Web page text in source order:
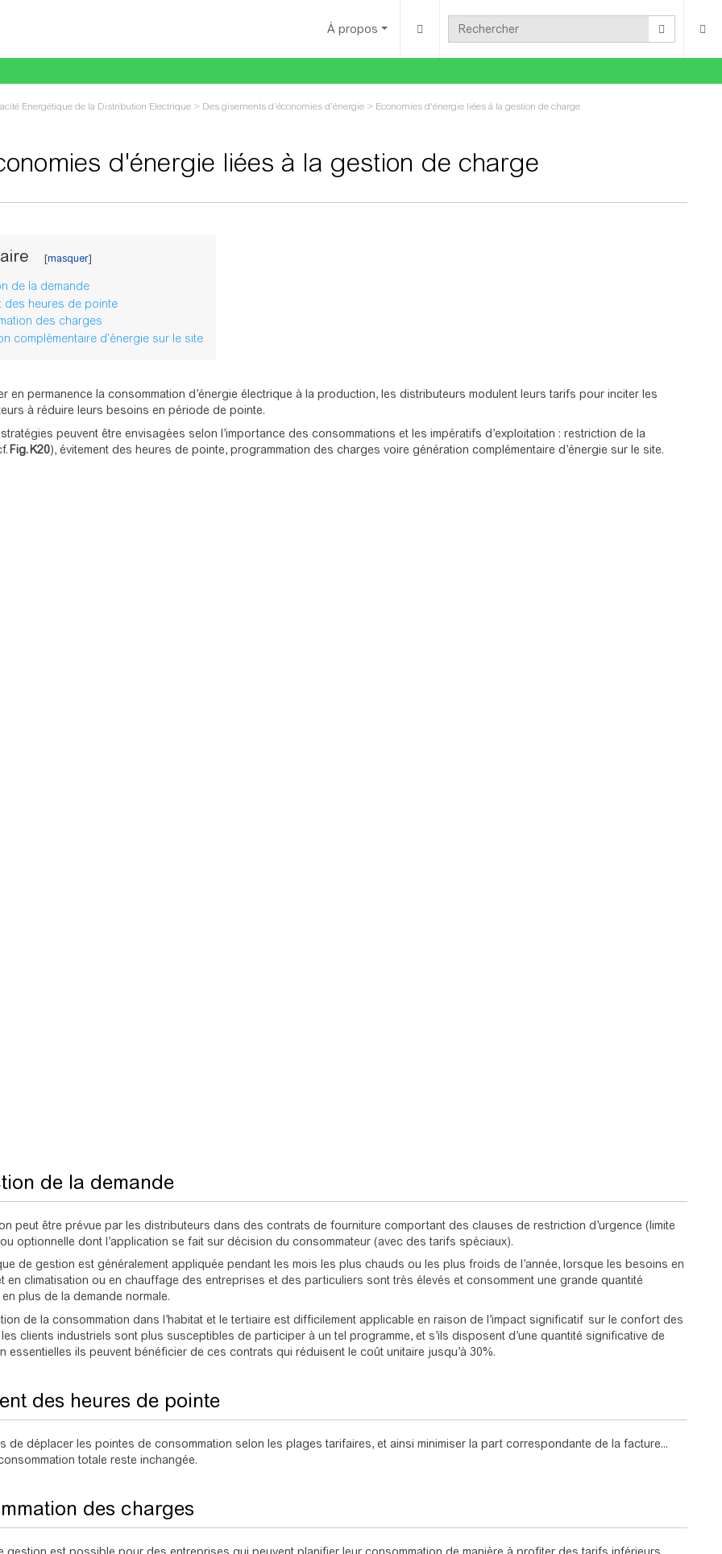
À propos
d'énergie liées à la gestion de charge
Energétique de la Distribution Electrique > Des gisements d’économies d’énergie > Economies d'énergie liées à la gestion de charge
de la demande
des heures de pointe
des charges
complémentaire d’énergie sur le site
en permanence la consommation d’énergie électrique à la production, les distributeurs modulent leurs tarifs pour inciter les
à réduire leurs besoins en période de pointe.
peuvent être envisagées selon l’importance des consommations et les impératifs d’exploitation : restriction de la
Fig. K20), évitement des heures de pointe, programmation des charges voire génération complémentaire d’énergie sur le site.
de la demande
peut être prévue par les distributeurs dans des contrats de fourniture comportant des clauses de restriction d’urgence (limite
optionnelle dont l’application se fait sur décision du consommateur (avec des tarifs spéciaux).
de gestion est généralement appliquée pendant les mois les plus chauds ou les plus froids de l’année, lorsque les besoins en
en climatisation ou en chauffage des entreprises et des particuliers sont très élevés et consomment une grande quantité
en plus de la demande normale.
de la consommation dans l’habitat et le tertiaire est difficilement applicable en raison de l’impact significatif sur le confort des
clients industriels sont plus susceptibles de participer à un tel programme, et s’ils disposent d’une quantité significative de
essentielles ils peuvent bénéficier de ces contrats qui réduisent le coût unitaire jusqu’à 30%.
des heures de pointe
de déplacer les pointes de consommation selon les plages tarifaires, et ainsi minimiser la part correspondante de la facture...
totale reste inchangée.
des charges